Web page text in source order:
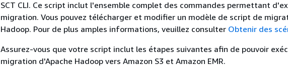
SCT CLI. Ce script inclut l'ensemble complet des commandes permettant
migration. Vous pouvez télécharger et modifier un modèle de script de
Hadoop. Pour de plus amples informations, veuillez consulter Obtenir des
Assurez-vous que votre script inclut les étapes suivantes afin de pouvoir
migration d'Apache Hadoop vers Amazon S3 et Amazon EMR.